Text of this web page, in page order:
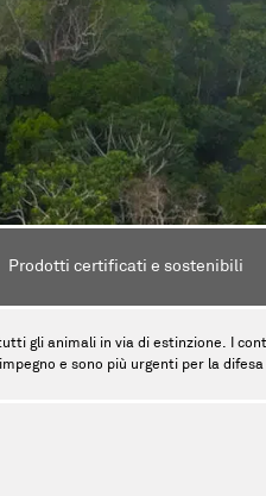
Prodotti certificati e sostenibili
gli animali in via di estinzione. I
e sono più urgenti per la